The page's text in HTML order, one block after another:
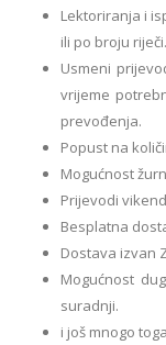
Lektoriranja i
ili po broju riječi.
Usmeni
vrijeme
prevođenja.
Popust na
Mogućnost
Prijevodi
Besplatna
Dostava izvan
Mogućnost
suradnji.
i još mnogo